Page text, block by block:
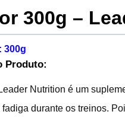
300g –
300g
Produto:
Nutrition é um
durante os treinos.